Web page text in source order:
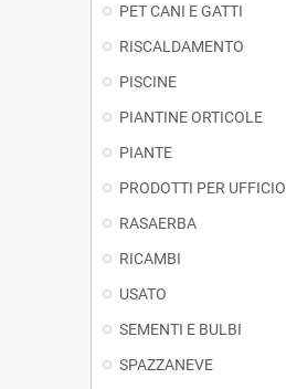
PET CANI E GATTI
RISCALDAMENTO
PISCINE
PIANTINE ORTICOLE
PIANTE
PRODOTTI PER UFFICIO
RASAERBA
RICAMBI
USATO
SEMENTI E BULBI
SPAZZANEVE